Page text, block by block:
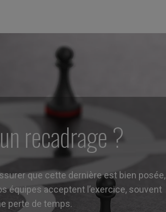
recadrage ?
que cette dernière est bien posée,
équipes acceptent l’exercice, souvent
perte de temps.